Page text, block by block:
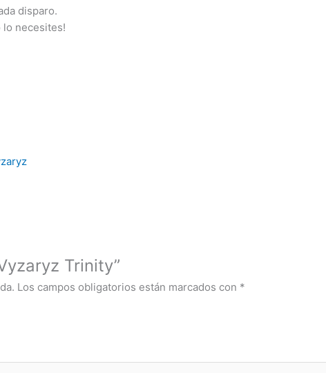
disparo.
lo necesites!
Trinity”
Los campos obligatorios están marcados con *